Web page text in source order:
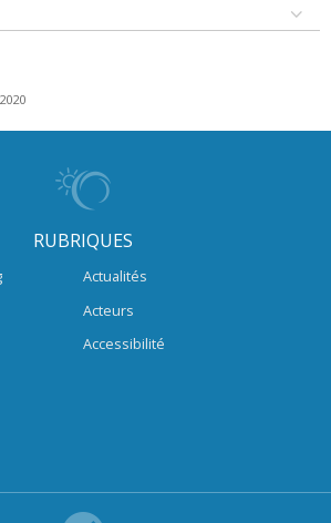
RUBRIQUES
Actualités
Acteurs
Accessibilité